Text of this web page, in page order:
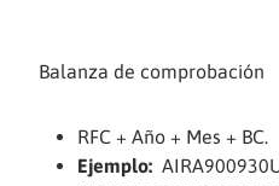
Balanza de comprobación
RFC + Año + Mes + BC.
Ejemplo: